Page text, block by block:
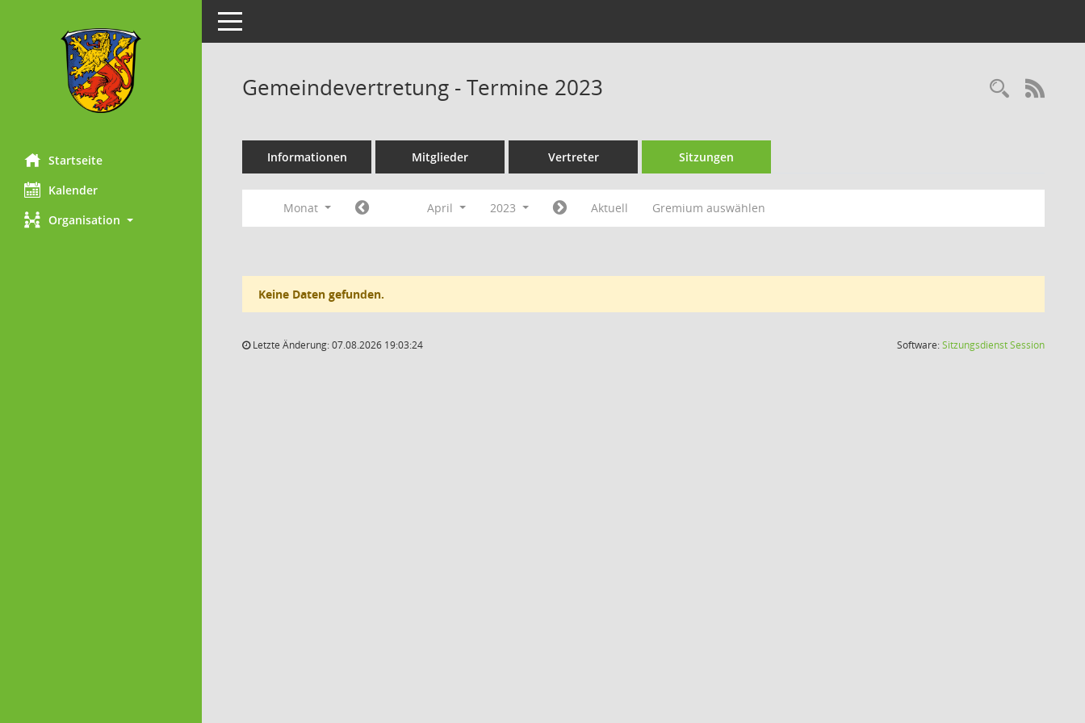
Startseite
Kalender
Organisation
Toggle navigation
Gemeindevertretung - Termine 2023
Informationen Mitglieder Vertreter Sitzungen
Monat April 2023 Aktuell Gremium auswählen
Keine Daten gefunden.
Letzte Änderung: 07.08.2026 19:03:24 Software:SitzungsdienstSession(Wird in